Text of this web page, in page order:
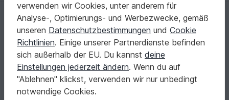
Startseite Häkeln Diverses Schnell gehäkelt
Kleiner Elefant, Taschenbaumler, Schlüsselanhänger
Kleiner Elefant, Taschenbaumler,
Schlüsselanhänger
verwenden wir Cookies, unter anderem für
Analyse-, Optimierungs- und Werbezwecke, gemäß
unseren Datenschutzbestimmungen und Cookie
Richtlinien. Einige unserer Partnerdienste befinden
sich außerhalb der EU. Du kannst deine
Einstellungen jederzeit ändern. Wenn du auf
"Ablehnen" klickst, verwenden wir nur unbedingt
notwendige Cookies.